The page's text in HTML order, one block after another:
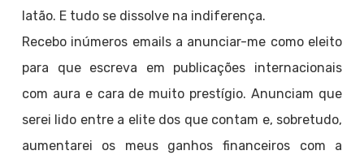
latão. E tudo se dissolve na indiferença.
Recebo inúmeros emails a anunciar-me como eleito
para que escreva em publicações internacionais
com aura e cara de muito prestígio. Anunciam que
serei lido entre a elite dos que contam e, sobretudo,
aumentarei os meus ganhos financeiros com a